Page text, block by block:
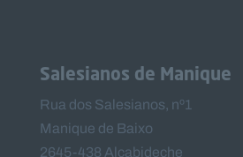
Salesianos de Manique
Rua dos Salesianos, nº1
Manique de Baixo
2645-438 Alcabideche